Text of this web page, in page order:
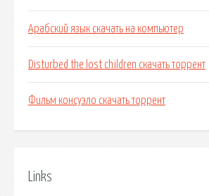
Арабский язык скачать на компьютер
Disturbed the lost children скачать торрент
Фильм консуэло скачать торрент
Links